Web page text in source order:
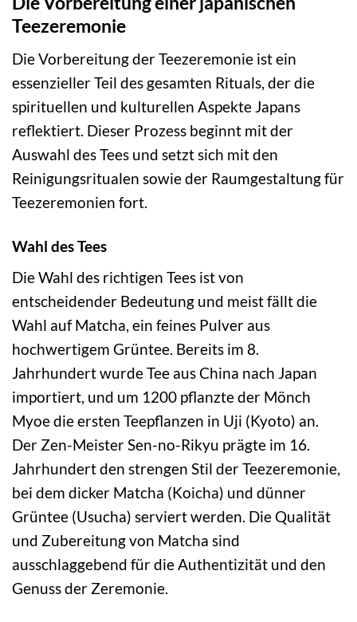
Teezeremonie
Die Vorbereitung der Teezeremonie ist ein
essenzieller Teil des gesamten Rituals, der die
spirituellen und kulturellen Aspekte Japans
reflektiert. Dieser Prozess beginnt mit der
Auswahl des Tees und setzt sich mit den
Reinigungsritualen sowie der Raumgestaltung für
Teezeremonien fort.
Wahl des Tees
Die Wahl des richtigen Tees ist von
entscheidender Bedeutung und meist fällt die
Wahl auf Matcha, ein feines Pulver aus
hochwertigem Grüntee. Bereits im 8.
Jahrhundert wurde Tee aus China nach Japan
importiert, und um 1200 pflanzte der Mönch
Myoe die ersten Teepflanzen in Uji (Kyoto) an.
Der Zen-Meister Sen-no-Rikyu prägte im 16.
Jahrhundert den strengen Stil der Teezeremonie,
bei dem dicker Matcha (Koicha) und dünner
Grüntee (Usucha) serviert werden. Die Qualität
und Zubereitung von Matcha sind
ausschlaggebend für die Authentizität und den
Genuss der Zeremonie.